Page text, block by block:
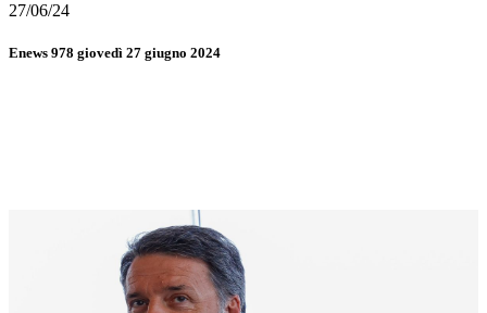
27/06/24
Enews 978 giovedì 27 giugno 2024